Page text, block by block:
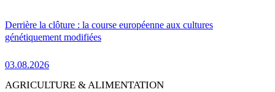
Derrière la clôture : la course européenne aux cultures
génétiquement modifiées
03.08.2026
AGRICULTURE & ALIMENTATION